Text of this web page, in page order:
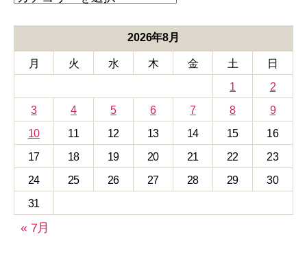
テ
ー
2026年8月
月 火 水 木 金 土
日
1
2
3
4 5 6 7 8
9
10
11 12 13 14 15
16
17
18 19 20 21 22
23
24
25 26 27 28 29
30
31
« 7月